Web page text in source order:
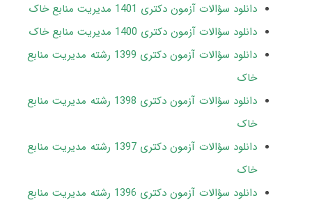
دانلود سؤالات آزمون دکتری 1401 مدیریت منابع خاک
دانلود سؤالات آزمون دکتری 1400 مدیریت منابع خاک
دانلود سؤالات آزمون دکتری 1399 رشته مدیریت منابع
خاک
دانلود سؤالات آزمون دکتری 1398 رشته مدیریت منابع
خاک
دانلود سؤالات آزمون دکتری 1397 رشته مدیریت منابع
خاک
دانلود سؤالات آزمون دکتری 1396 رشته مدیریت منابع